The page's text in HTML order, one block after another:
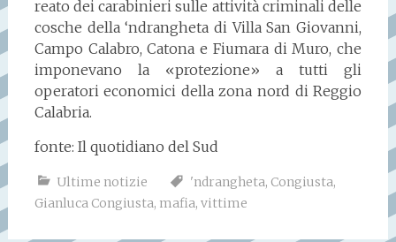
reato dei carabinieri sulle attività criminali delle
cosche della ‘ndrangheta di Villa San Giovanni,
Campo Calabro, Catona e Fiumara di Muro, che
imponevano la «protezione» a tutti gli
operatori economici della zona nord di Reggio
Calabria.
fonte: Il quotidiano del Sud
Ultime notizie 'ndrangheta, Congiusta,
Gianluca Congiusta, mafia, vittime